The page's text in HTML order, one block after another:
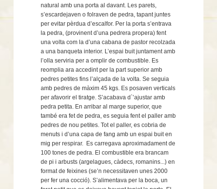
natural amb una porta al davant. Les parets,
s’escardejaven o folraven de pedra, tapant juntes
per evitar pèrdua d’escalfor. Per la porta s’entrava
la pedra, (provinent d’una pedrera propera) fent
una volta com la d’una cabana de pastor recolzada
a una banqueta interior. L’espai buit juntament amb
l’olla serviria per a omplir de combustible. Es
reomplia ara accedint per la part superior amb
pedres petites fins l’alçada de la volta. Se seguia
amb pedres de màxim 45 kgs. Es posaven verticals
per afavorir el tiratge. S’acabava d`’ajustar amb
pedra petita. En arribar al marge superior, que
també era fet de pedra, es seguia fent el paller amb
pedres de nou petites. Tot el paller, es cobria de
menuts i d’una capa de fang amb un espai buit en
mig per respirar.
Es carregava aproximadament de
100 tones de pedra. El combustible era brancam
de pi i arbusts (argelagues, càdecs, romanins...) en
format de feixines (se’n necessitaven unes 2000
per fer una cocció). S’alimentava per la boca, un